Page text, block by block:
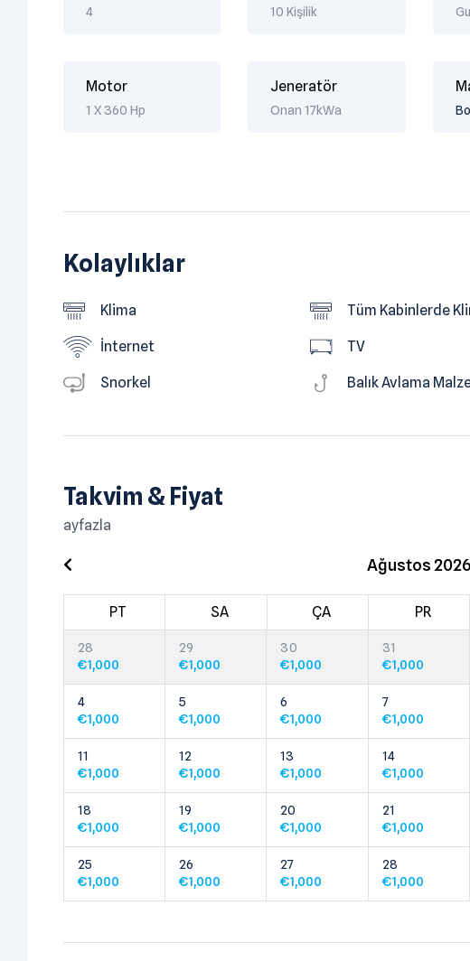
4 10 Kişilik
Motor
1 X 360 Hp
Jeneratör
Onan 17kWa
Kolaylıklar
Klima Tüm Kabinlerde
İnternet TV
Snorkel Balık Avlama
Takvim & Fiyat
ayfazla
PT SA ÇA PR
Ağustos 2026
28
€1,000
29
€1,000
30
€1,000
31
€1,000
4
€1,000
5
€1,000
6
€1,000
7
€1,000
11
€1,000
12
€1,000
13
€1,000
14
€1,000
18
€1,000
19
€1,000
20
€1,000
21
€1,000
25
€1,000
26
€1,000
27
€1,000
28
€1,000